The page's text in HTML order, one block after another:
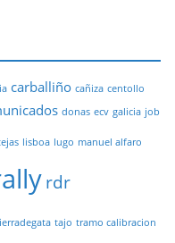
carballiño cañiza centollo
donas ecv galicia job
lisboa lugo manuel alfaro
rdr
tajo tramo calibracion